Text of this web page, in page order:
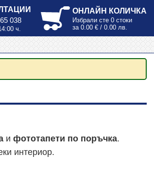
038
ч.
ОНЛАЙН КОЛИЧКА
Избрали сте 0 стоки
за 0.00 € / 0.00 лв.
и фототапети по поръчка.
интериор.